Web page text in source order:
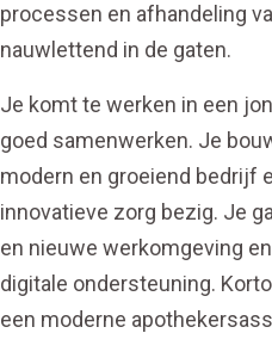
processen en afhandeling
nauwlettend in de gaten.
Je komt te werken in een
goed samenwerken. Je
modern en groeiend bedrijf
innovatieve zorg bezig. Je
en nieuwe werkomgeving
digitale ondersteuning.
een moderne